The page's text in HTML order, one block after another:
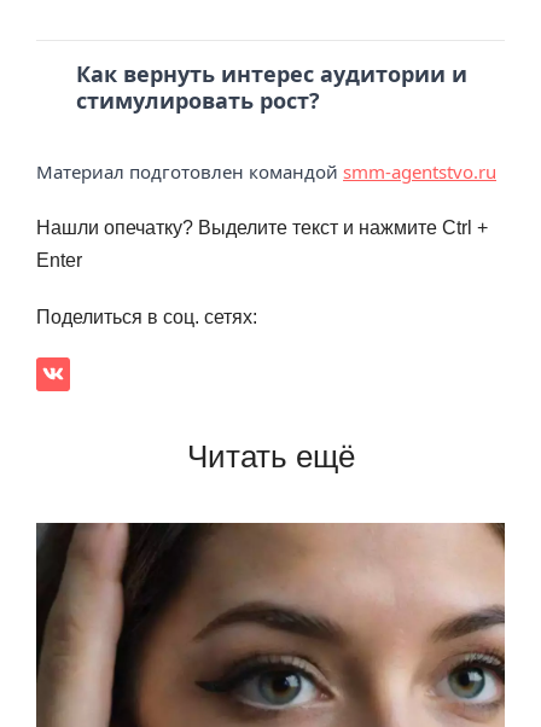
Как вернуть интерес аудитории и
стимулировать рост?
Материал подготовлен командой smm-agentstvo.ru
Нашли опечатку? Выделите текст и нажмите Ctrl +
Enter
Поделиться в соц. сетях:
Читать ещё